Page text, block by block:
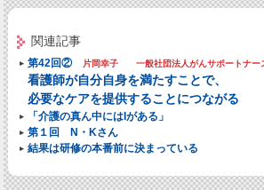
関連記事
第42回② 片岡幸子 一般社団法人がんサポートナ
看護師が自分自身を満たすことで、
必要なケアを提供することにつながる
「介護の真ん中にはIがある」
第１回 N・Kさん
結果は研修の本番前に決まっている